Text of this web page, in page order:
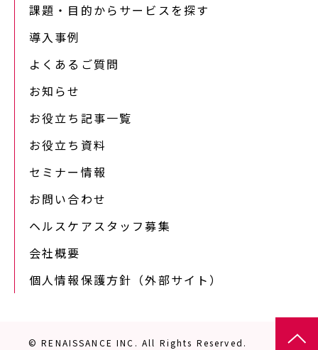
課題・目的からサービスを探す
導入事例
よくあるご質問
お知らせ
お役立ち記事一覧
お役立ち資料
セミナー情報
お問い合わせ
ヘルスケアスタッフ募集
会社概要
個人情報保護方針（外部サイト）
© RENAISSANCE INC. All Rights Reserved.